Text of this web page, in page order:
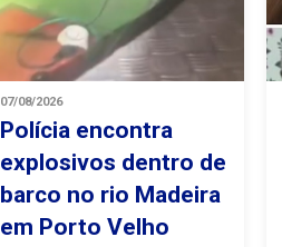
07/08/2026
Polícia encontra
explosivos dentro de
barco no rio Madeira
em Porto Velho